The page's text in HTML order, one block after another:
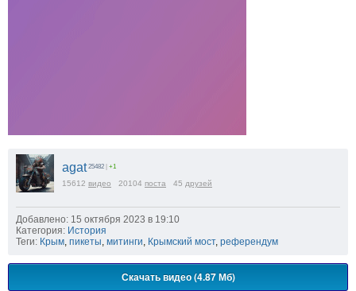
agat 25482 | +1
15612 видео 20104 поста 45 друзей
Добавлено: 15 октября 2023 в 19:10
Категория: История
Теги: Крым пикеты митинги Крымский мост, референдум
Скачать видео (4.87 Мб)